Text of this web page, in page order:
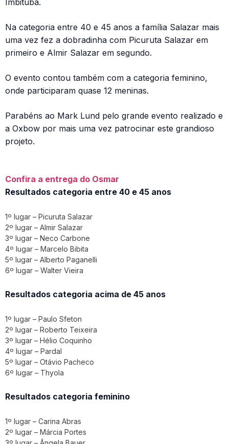
Na categoria entre 40 e 45 anos a família Salazar mais
uma vez fez a dobradinha com Picuruta Salazar em
primeiro e Almir Salazar em segundo.
O evento contou também com a categoria feminino,
onde participaram quase 12 meninas.
Parabéns ao Mark Lund pelo grande evento realizado e
a Oxbow por mais uma vez patrocinar este grandioso
projeto.
Confira a entrega do Osmar
Resultados categoria entre 40 e 45 anos
1º lugar – Picuruta Salazar
2º lugar – Almir Salazar
3º lugar – Neco Carbone
4º lugar – Marcelo Bibita
5º lugar – Alberto Paganelli
6º lugar – Walter Vieira
Resultados categoria acima de 45 anos
1º lugar – Paulo Sfeton
2º lugar – Roberto Teixeira
3º lugar – Hélio Coquinho
4º lugar – Pardal
5º lugar – Otávio Pacheco
6º lugar – Thyola
Resultados categoria feminino
1º lugar – Carina Abras
2º lugar – Márcia Portes